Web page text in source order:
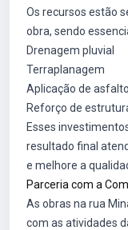
Os recursos estão
obra, sendo
Drenagem pluvial
Terraplanagem
Aplicação de asfalto
Reforço de
Esses
resultado final
e melhore a
Parceria com a
As obras na rua
com as atividades